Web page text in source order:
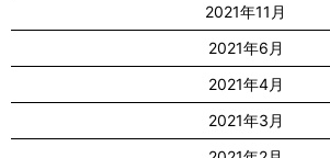
2021年11月
2021年6月
2021年4月
2021年3月